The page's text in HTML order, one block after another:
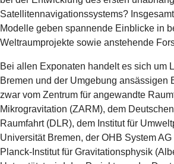
Satellitennavigationssystems?
Modelle geben spannende Einblicke in
Weltraumprojekte sowie anstehende
Bei allen Exponaten handelt es sich um
Bremen und der Umgebung ansässigen
zwar vom Zentrum für angewandte
Mikrogravitation (ZARM), dem
Raumfahrt (DLR), dem Institut für
Universität Bremen, der OHB System
Planck-Institut für Gravitationsphysik